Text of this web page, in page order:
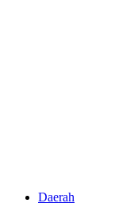
Daerah